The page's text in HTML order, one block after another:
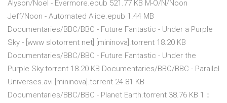
Alyson/Noel - Evermore.epub 521.77 KB M-O/N/Noon
Jeff/Noon - Automated Alice.epub 1.44 MB
Documentaries/BBC/BBC - Future Fantastic - Under a Purple
Sky - [www slotorrent net] [mininova].torrent 18.20 KB
Documentaries/BBC/BBC - Future Fantastic - Under the
Purple Sky.torrent 18.20 KB Documentaries/BBC/BBC - Parallel
Universes.avi [mininova].torrent 24.81 KB
Documentaries/BBC/BBC - Planet Earth.torrent 38.76 KB 1：